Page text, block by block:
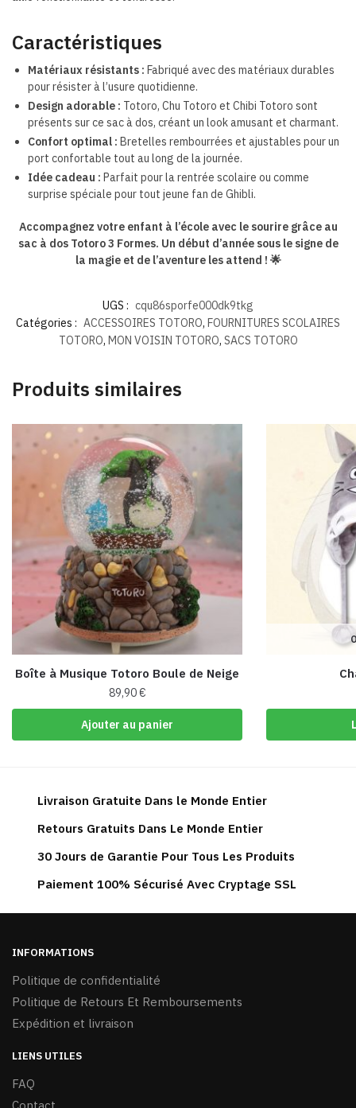
Caractéristiques
Matériaux résistants : Fabriqué avec des matériaux durables
pour résister à l’usure quotidienne.
Design adorable : Totoro, Chu Totoro et Chibi Totoro sont
présents sur ce sac à dos, créant un look amusant et charmant.
Confort optimal : Bretelles rembourrées et ajustables pour un
port confortable tout au long de la journée.
Idée cadeau : Parfait pour la rentrée scolaire ou comme
surprise spéciale pour tout jeune fan de Ghibli.
Accompagnez votre enfant à l’école avec le sourire grâce au
sac à dos Totoro 3 Formes. Un début d’année sous le signe de
la magie et de l’aventure les attend ! 🌟
UGS : cqu86sporfe000dk9tkg
Catégories : ACCESSOIRES TOTORO, FOURNITURES SCOLAIRES
TOTORO, MON VOISIN TOTORO, SACS TOTORO
Produits similaires
Boîte à Musique Totoro Boule de Neige
89,90€
Ajouter au panier
Livraison Gratuite Dans le Monde Entier
Retours Gratuits Dans Le Monde Entier
30 Jours de Garantie Pour Tous Les Produits
Paiement 100% Sécurisé Avec Cryptage SSL
INFORMATIONS
Politique de confidentialité
Politique de Retours Et Remboursements
Expédition et livraison
LIENS UTILES
FAQ
Contact